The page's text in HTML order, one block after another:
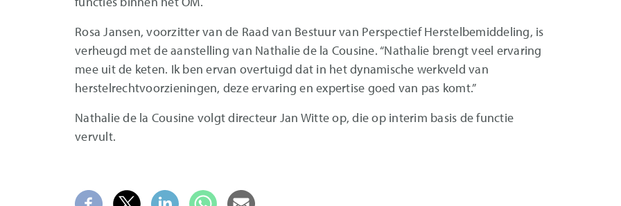
Rosa Jansen, voorzitter van de Raad van Bestuur van Perspectief Herstelbemiddeling, is
verheugd met de aanstelling van Nathalie de la Cousine. “Nathalie brengt veel ervaring
mee uit de keten. Ik ben ervan overtuigd dat in het dynamische werkveld van
herstelrechtvoorzieningen, deze ervaring en expertise goed van pas komt.”
Nathalie de la Cousine volgt directeur Jan Witte op, die op interim basis de functie
vervult.